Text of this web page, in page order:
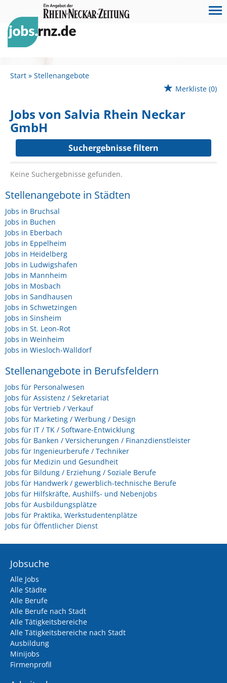
Start
Stellenangebote
Merkliste (0)
Jobs von Salvia Rhein Neckar
GmbH
Suchergebnisse filtern
Keine Suchergebnisse gefunden.
Stellenangebote in Städten
Jobs in Bruchsal
Jobs in Buchen
Jobs in Eberbach
Jobs in Eppelheim
Jobs in Heidelberg
Jobs in Ludwigshafen
Jobs in Mannheim
Jobs in Mosbach
Jobs in Sandhausen
Jobs in Schwetzingen
Jobs in Sinsheim
Jobs in St. Leon-Rot
Jobs in Weinheim
Jobs in Wiesloch-Walldorf
Stellenangebote in Berufsfeldern
Jobs für Personalwesen
Jobs für Assistenz / Sekretariat
Jobs für Vertrieb / Verkauf
Jobs für Marketing / Werbung / Design
Jobs für IT / TK / Software-Entwicklung
Jobs für Banken / Versicherungen / Finanzdienstleister
Jobs für Ingenieurberufe / Techniker
Jobs für Medizin und Gesundheit
Jobs für Bildung / Erziehung / Soziale Berufe
Jobs für Handwerk / gewerblich-technische Berufe
Jobs für Hilfskräfte, Aushilfs- und Nebenjobs
Jobs für Ausbildungsplätze
Jobs für Praktika, Werkstudentenplätze
Jobs für Öffentlicher Dienst
Jobsuche
Alle Jobs
Alle Städte
Alle Berufe
Alle Berufe nach Stadt
Alle Tätigkeitsbereiche
Alle Tätigkeitsbereiche nach Stadt
Ausbildung
Minijobs
Firmenprofil